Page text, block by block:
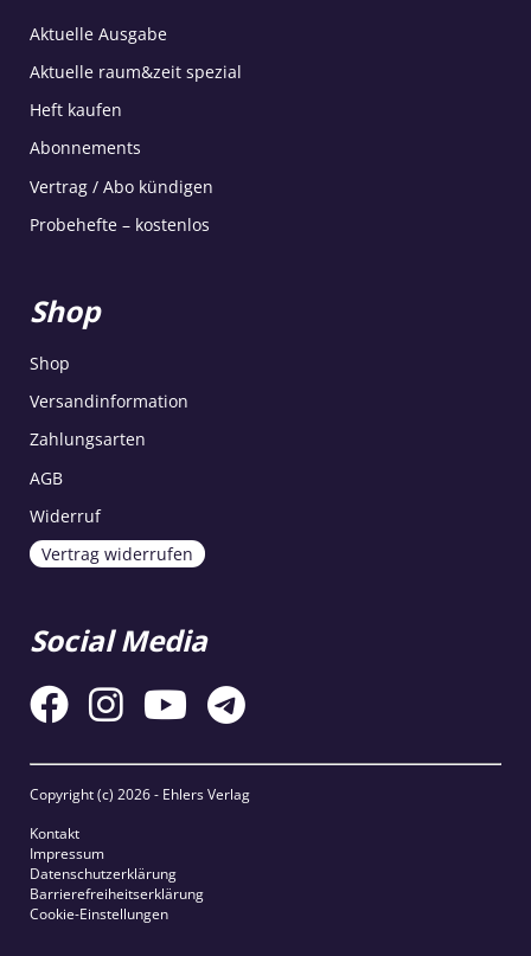
Aktuelle Ausgabe
Aktuelle raum&zeit spezial
Heft kaufen
Abonnements
Vertrag / Abo kündigen
Probehefte – kostenlos
Shop
Shop
Versandinformation
Zahlungsarten
AGB
Widerruf
Vertrag widerrufen
Social Media
Copyright (c) 2026 - Ehlers Verlag
Kontakt
Impressum
Datenschutzerklärung
Barrierefreiheitserklärung
Cookie-Einstellungen